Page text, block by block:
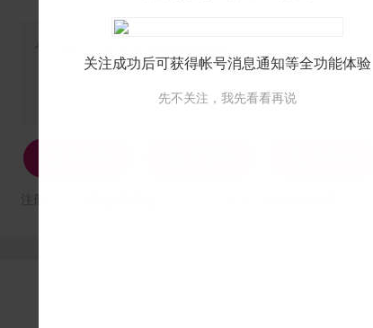
个人独白：
关注成功后可获得帐号消息通知等全功能体验
先不关注，我先看看再说